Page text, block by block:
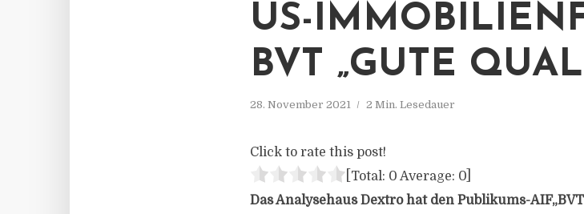
US-
BVT „GUTE
28. November 2021 2 Min. Lesedauer
Click to rate this post!
[Total: 0 Average: 0
Das Analysehaus Dextro hat den Publikums-